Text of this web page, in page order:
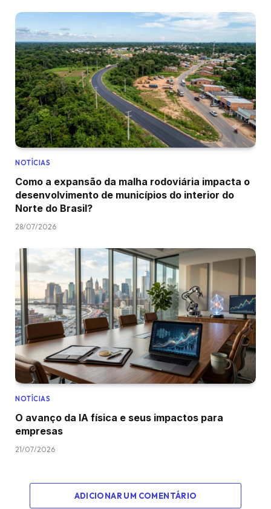
NOTÍCIAS
Como a expansão da malha rodoviária impacta o
desenvolvimento de municípios do interior do
Norte do Brasil?
28/07/2026
NOTÍCIAS
O avanço da IA física e seus impactos para
empresas
21/07/2026
ADICIONAR UM COMENTÁRIO